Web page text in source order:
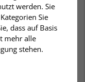
werden. Sie
Sie
dass auf Basis
mehr alle
stehen.